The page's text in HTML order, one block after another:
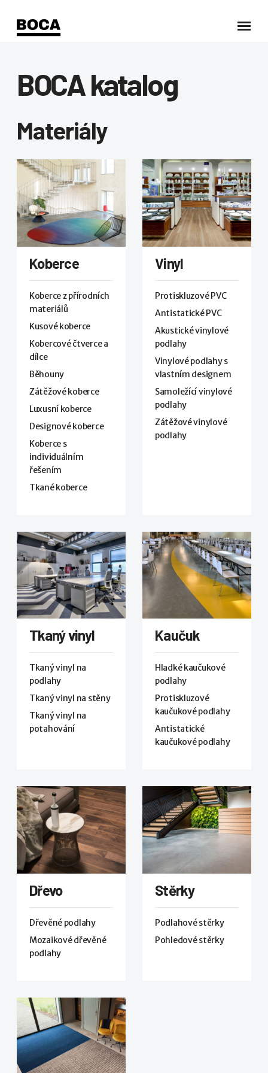
BOCA katalog
Materiály
Koberce
Koberce z přírodních
materiálů
Kusové koberce
Kobercové čtverce a
dílce
Běhouny
Zátěžové koberce
Luxusní koberce
Designové koberce
Koberce s
individuálním
řešením
Tkané koberce
Vinyl
Protiskluzové PVC
Antistatické PVC
Akustické vinylové
podlahy
Vinylové podlahy s
vlastním designem
Samoležící vinylové
podlahy
Zátěžové vinylové
podlahy
Tkaný vinyl
Tkaný vinyl na
podlahy
Tkaný vinyl na stěny
Tkaný vinyl na
potahování
Kaučuk
Hladké kaučukové
podlahy
Protiskluzové
kaučukové podlahy
Antistatické
kaučukové podlahy
Dřevo
Dřevěné podlahy
Mozaikové dřevěné
podlahy
Stěrky
Podlahové stěrky
Pohledové stěrky